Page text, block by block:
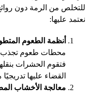
للتخلص من الرمة دون
نعتمد عليها:
أنظمة الطعوم
محطات طعوم تجذب
فتقوم الحشرات
القضاء عليها
معالجة الأخشاب